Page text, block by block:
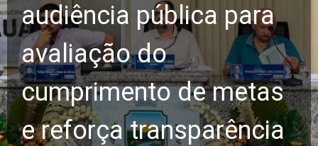
audiência pública para
avaliação do
cumprimento de metas
e reforça transparência